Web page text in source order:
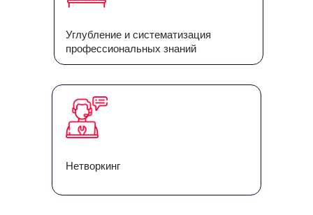
Углубление и систематизация
профессиональных знаний
Нетворкинг